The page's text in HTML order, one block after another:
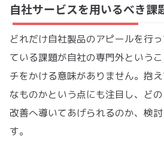
自社サービスを用いるべき課
どれだけ自社製品のアピールを行
ている課題が自社の専門外という
チをかける意味がありません。抱
なものかという点にも注目し、ど
改善へ導いてあげられるのか、検
す。